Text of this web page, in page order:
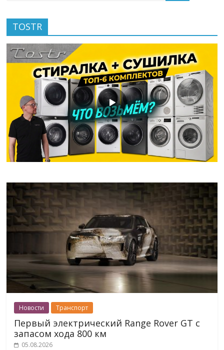
TOSTR
Новости Транспорт
Первый электрический Range Rover GT с
запасом хода 800 км
05.08.2026